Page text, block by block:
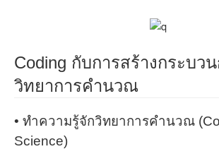
Coding กับการสร้างกระบว
วิทยาการคำนวณ
• ทำความรู้จักวิทยาการคำนวณ
Science)